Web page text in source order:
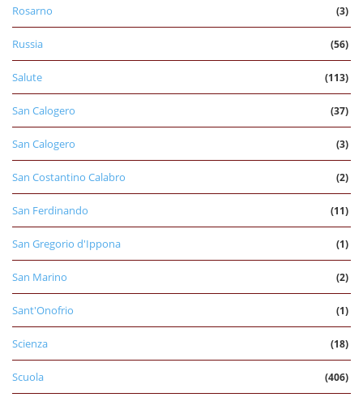
Rosarno (3)
Russia (56)
Salute (113)
San Calogero (37)
San Calogero (3)
San Costantino Calabro (2)
San Ferdinando (11)
San Gregorio d'Ippona (1)
San Marino (2)
Sant'Onofrio (1)
Scienza (18)
Scuola (406)